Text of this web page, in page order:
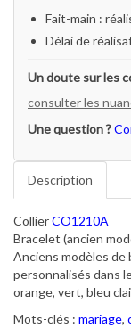
Fait-main :
Délai de
Un doute sur les
consulter les
Une question ?
Description
CollierCO1210A
Bracelet (ancien
Anciens modèles de
personnalisés dans
orange, vert, bleu
Mots-clés : mariage,